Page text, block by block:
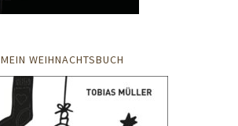
MEIN WEIHNACHTSBUCH